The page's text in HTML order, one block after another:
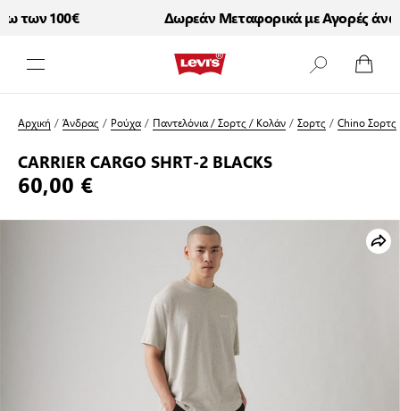
των 100€ Δωρεάν Μεταφορικά με Αγορές άνω
Αρχική /Άνδρας / Ρούχα/ Παντελόνια / Σορτς / Κολάν/Σορτς /Chino Σορτς
CARRIER CARGO SHRT-2 BLACKS
60,00 €